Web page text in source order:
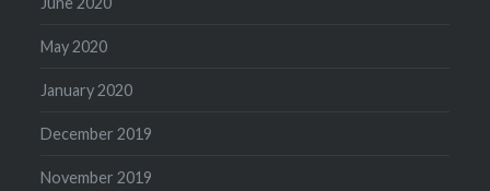
May 2020
January 2020
December 2019
November 2019